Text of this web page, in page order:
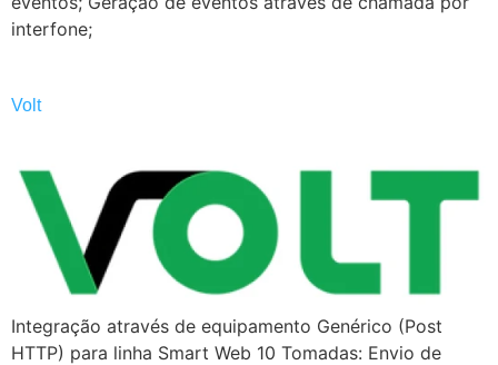
interfone;
Volt
Integração através de equipamento Genérico (Post
HTTP) para linha Smart Web 10 Tomadas: Envio de